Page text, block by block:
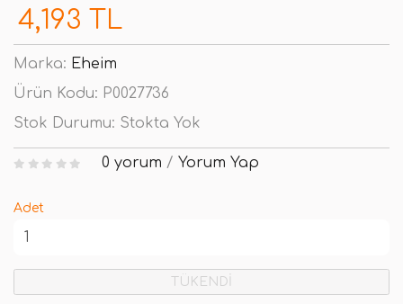
4,193 TL
Marka: Eheim
Ürün Kodu: P0027736
Stok Durumu: Stokta Yok
0 yorum / Yorum Yap
Adet
TÜKENDİ